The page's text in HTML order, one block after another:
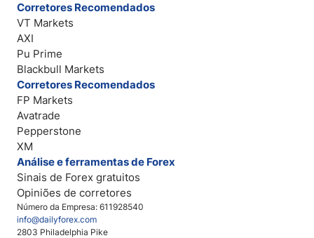
Número da Empresa: 611928540
info@dailyforex.com
2803 Philadelphia Pike
Corretores Recomendados
VT Markets
AXI
Pu Prime
Blackbull Markets
Corretores Recomendados
FP Markets
Avatrade
Pepperstone
XM
Análise e ferramentas de Forex
Sinais de Forex gratuitos
Opiniões de corretores